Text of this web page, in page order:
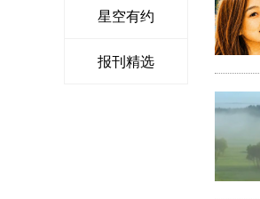
星空有约
报刊精选